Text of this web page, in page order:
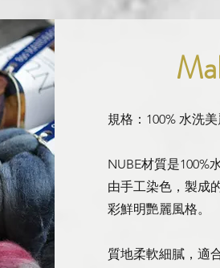
規格：100% 水洗
NUBE材質是100%
由手工染色，製成
彩鮮明艷麗風格。
質地柔軟細膩，適